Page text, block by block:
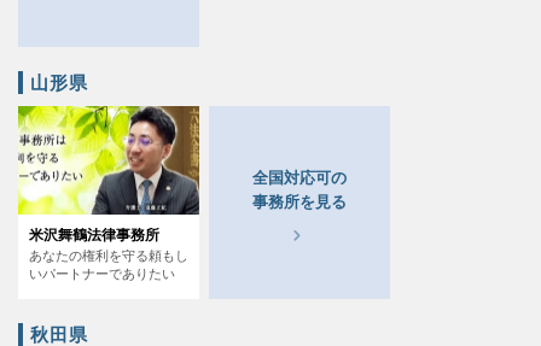
山形県
米沢舞鶴法律事務所
あなたの権利を守る頼もし
いパートナーでありたい
全国対応可の
事務所を見る
秋田県